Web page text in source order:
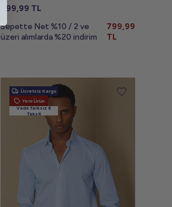
999,99 TL
Sepette Net %10 / 2 ve
üzeri alımlarda %20 indirim
799,99
TL
Ücretsiz Kargo
Yeni Ürün
Vade farksız 6
Taksit